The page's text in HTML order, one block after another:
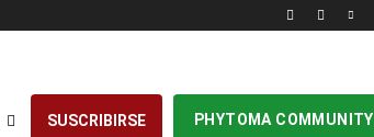
SUSCRIBIRSE PHYTOMA COMMUNITY